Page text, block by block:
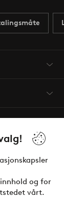
og for
vårt.